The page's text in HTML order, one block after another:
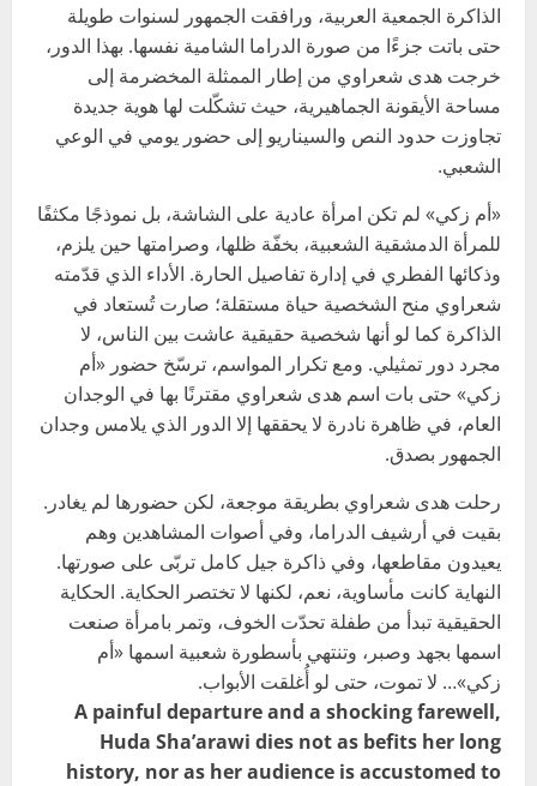
الذاكرة الجمعية العربية، ورافقت الجمهور لسنوات طويلة
حتى باتت جزءًا من صورة الدراما الشامية نفسها. بهذا الدور،
خرجت هدى شعراوي من إطار الممثلة المخضرمة إلى
مساحة الأيقونة الجماهيرية، حيث تشكّلت لها هوية جديدة
تجاوزت حدود النص والسيناريو إلى حضور يومي في الوعي
الشعبي.
«أم زكي» لم تكن امرأة عادية على الشاشة، بل نموذجًا مكثفًا
للمرأة الدمشقية الشعبية، بخفّة ظلها، وصرامتها حين يلزم،
وذكائها الفطري في إدارة تفاصيل الحارة. الأداء الذي قدّمته
شعراوي منح الشخصية حياة مستقلة؛ صارت تُستعاد في
الذاكرة كما لو أنها شخصية حقيقية عاشت بين الناس، لا
مجرد دور تمثيلي. ومع تكرار المواسم، ترسّخ حضور «أم
زكي» حتى بات اسم هدى شعراوي مقترنًا بها في الوجدان
العام، في ظاهرة نادرة لا يحققها إلا الدور الذي يلامس وجدان
الجمهور بصدق.
رحلت هدى شعراوي بطريقة موجعة، لكن حضورها لم يغادر.
بقيت في أرشيف الدراما، وفي أصوات المشاهدين وهم
يعيدون مقاطعها، وفي ذاكرة جيل كامل تربّى على صورتها.
النهاية كانت مأساوية، نعم، لكنها لا تختصر الحكاية. الحكاية
الحقيقية تبدأ من طفلة تحدّت الخوف، وتمر بامرأة صنعت
اسمها بجهد وصبر، وتنتهي بأسطورة شعبية اسمها «أم
زكي»… لا تموت، حتى لو أُغلقت الأبواب.
A painful departure and a shocking farewell,
Huda Sha’arawi dies not as befits her long
history, nor as her audience is accustomed to